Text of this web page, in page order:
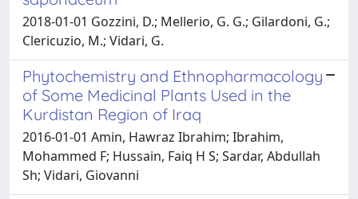
2018-01-01 Gozzini, D.; Mellerio, G. G.; Gilardoni, G.;
Clericuzio, M.; Vidari, G.
Phytochemistry and Ethnopharmacology
of Some Medicinal Plants Used in the
Kurdistan Region of Iraq
2016-01-01 Amin, Hawraz Ibrahim; Ibrahim,
Mohammed F; Hussain, Faiq H S; Sardar, Abdullah
Sh; Vidari, Giovanni